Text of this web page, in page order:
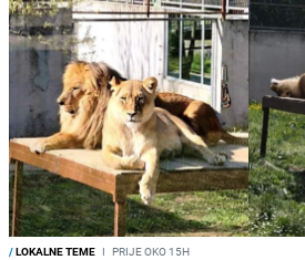
/LOKALNE TEME I PRIJE OKO 15H